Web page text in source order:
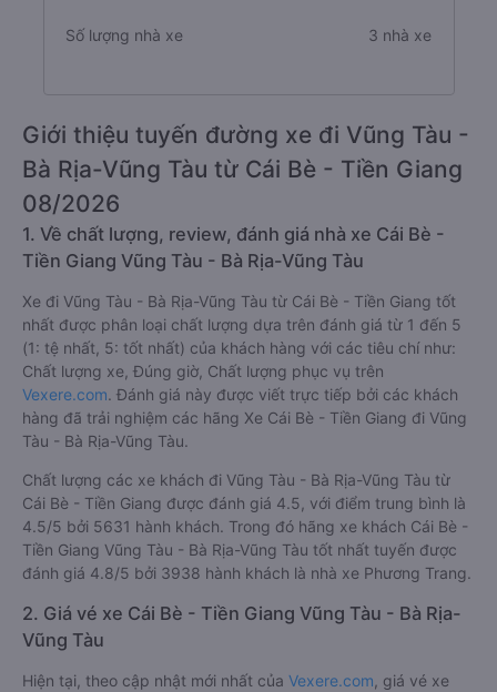
Số lượng nhà xe 3 nhà xe
Giới thiệu tuyến đường xe đi Vũng Tàu -
Bà Rịa-Vũng Tàu từ Cái Bè - Tiền Giang
08/2026
1. Về chất lượng, review, đánh giá nhà xe Cái Bè -
Tiền Giang Vũng Tàu - Bà Rịa-Vũng Tàu
Xe đi Vũng Tàu - Bà Rịa-Vũng Tàu từ Cái Bè - Tiền Giang tốt
nhất được phân loại chất lượng dựa trên đánh giá từ 1 đến 5
(1: tệ nhất, 5: tốt nhất) của khách hàng với các tiêu chí như:
Chất lượng xe, Đúng giờ, Chất lượng phục vụ trên
Vexere.com. Đánh giá này được viết trực tiếp bởi các khách
hàng đã trải nghiệm các hãng Xe Cái Bè - Tiền Giang đi Vũng
Tàu - Bà Rịa-Vũng Tàu.
Chất lượng các xe khách đi Vũng Tàu - Bà Rịa-Vũng Tàu từ
Cái Bè - Tiền Giang được đánh giá 4.5, với điểm trung bình là
4.5/5 bởi 5631 hành khách. Trong đó hãng xe khách Cái Bè -
Tiền Giang Vũng Tàu - Bà Rịa-Vũng Tàu tốt nhất tuyến được
đánh giá 4.8/5 bởi 3938 hành khách là nhà xe Phương Trang.
2. Giá vé xe Cái Bè - Tiền Giang Vũng Tàu - Bà Rịa-
Vũng Tàu
Hiện tại, theo cập nhật mới nhất của Vexere.com , giá vé xe